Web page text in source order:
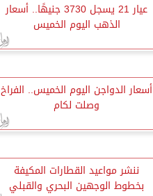
عيار 21 يسجل 3730 جنيهًا.. أسعار
الذهب اليوم الخميس
أسعار الدواجن اليوم الخميس.. الفراخ
وصلت لكام
ننشر مواعيد القطارات المكيفة
بخطوط الوجهين البحري والقبلي